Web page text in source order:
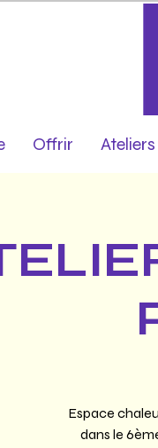
Offrir
Espace
dans le